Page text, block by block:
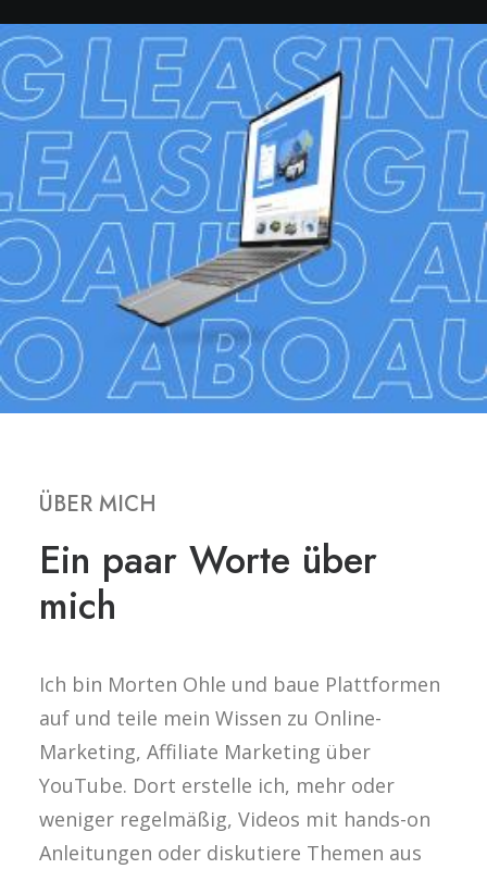
ÜBER MICH
Ein paar Worte über
mich
Ich bin Morten Ohle und baue Plattformen
auf und teile mein Wissen zu Online-
Marketing, Affiliate Marketing über
YouTube. Dort erstelle ich, mehr oder
weniger regelmäßig, Videos mit hands-on
Anleitungen oder diskutiere Themen aus